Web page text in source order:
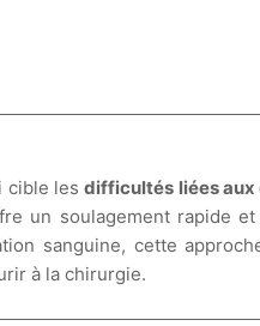
cible lesdifficultés liées aux
un soulagement rapide
sanguine, cette
à la chirurgie.